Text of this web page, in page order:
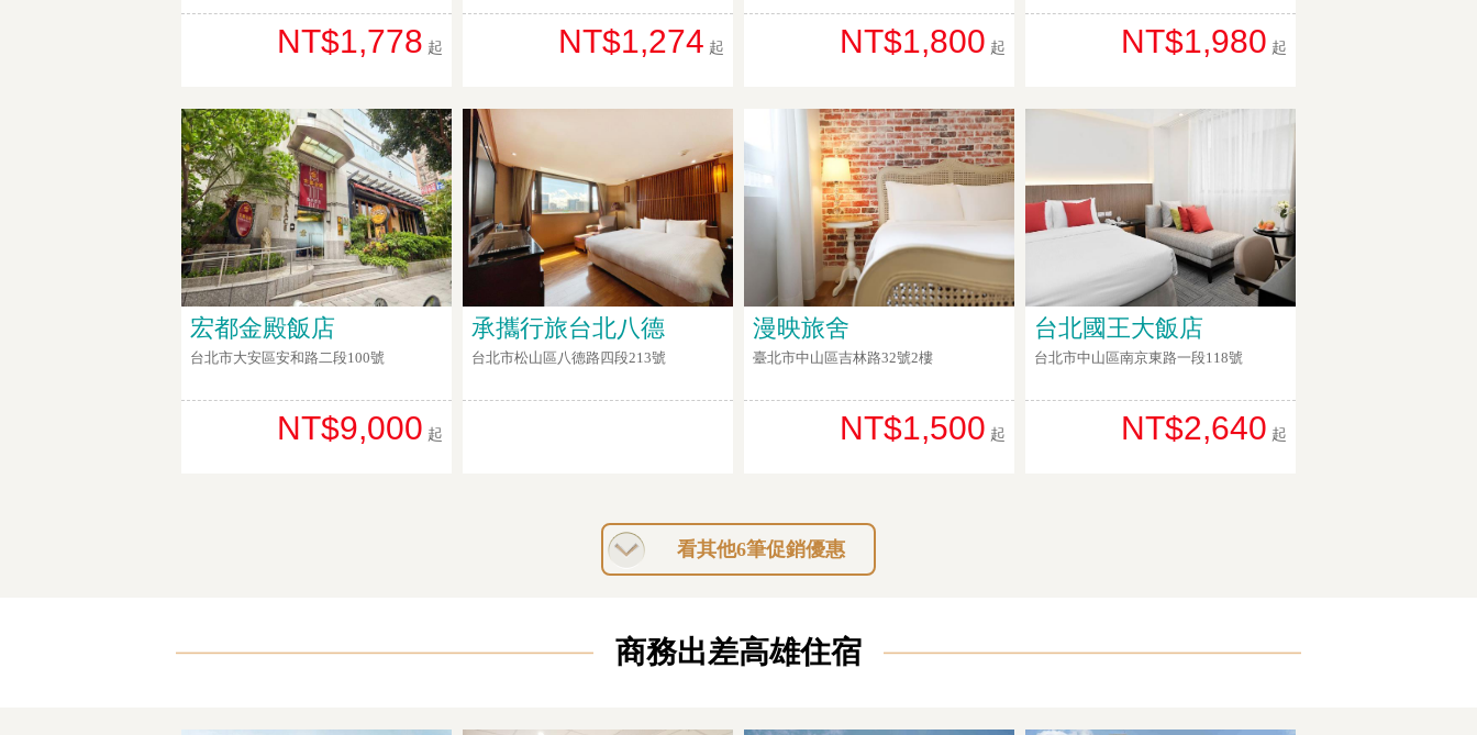
NT$1,778 起 NT$1,274 起 NT$1,800 起 NT$1,980 起
宏都金殿飯店
台北市大安區安和路二段100號
NT$9,000 起
承攜行旅台北八德
台北市松山區八德路四段213號
漫映旅舍
臺北市中山區吉林路32號2樓
NT$1,500 起
台北國王大飯店
台北市中山區南京東路一段118號
NT$2,640 起
看其他6筆促銷優惠
商務出差高雄住宿